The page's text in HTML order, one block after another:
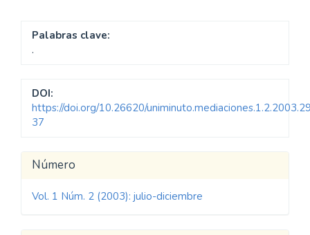
Palabras clave:
.
DOI:
https://doi.org/10.26620/
37
Detalles
del
Número
Vol. 1 Núm. 2 (2003): julio-diciembre